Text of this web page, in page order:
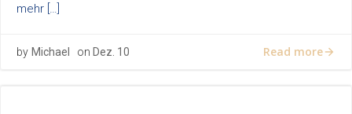
mehr […]
by Michael on Dez. 10 Read more